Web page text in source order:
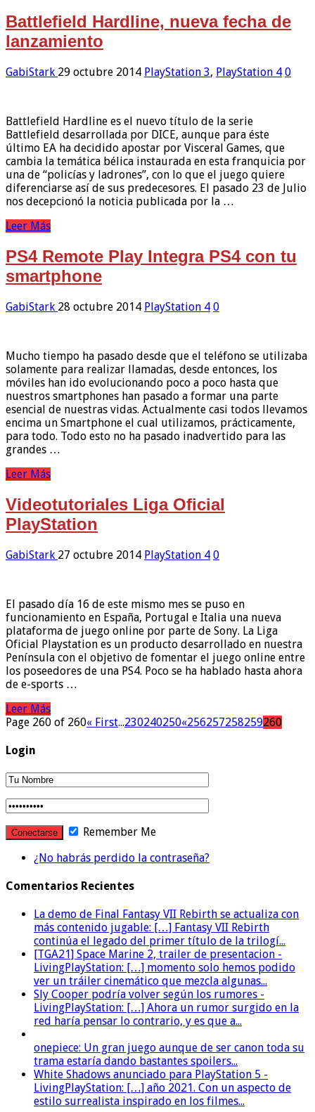
Battlefield Hardline, nueva fecha de
lanzamiento
GabiStark 29 octubre 2014 PlayStation 3, PlayStation 4 0
Battlefield Hardline es el nuevo título de la serie
Battlefield desarrollada por DICE, aunque para éste
último EA ha decidido apostar por Visceral Games, que
cambia la temática bélica instaurada en esta franquicia por
una de “policías y ladrones”, con lo que el juego quiere
diferenciarse así de sus predecesores. El pasado 23 de Julio
nos decepcionó la noticia publicada por la …
Leer Más
PS4 Remote Play Integra PS4 con tu
smartphone
GabiStark 28 octubre 2014 PlayStation 4 0
Mucho tiempo ha pasado desde que el teléfono se utilizaba
solamente para realizar llamadas, desde entonces, los
móviles han ido evolucionando poco a poco hasta que
nuestros smartphones han pasado a formar una parte
esencial de nuestras vidas. Actualmente casi todos llevamos
encima un Smartphone el cual utilizamos, prácticamente,
para todo. Todo esto no ha pasado inadvertido para las
grandes …
Leer Más
Videotutoriales Liga Oficial
PlayStation
GabiStark 27 octubre 2014 PlayStation 4 0
El pasado día 16 de este mismo mes se puso en
funcionamiento en España, Portugal e Italia una nueva
plataforma de juego online por parte de Sony. La Liga
Oficial Playstation es un producto desarrollado en nuestra
Península con el objetivo de fomentar el juego online entre
los poseedores de una PS4. Poco se ha hablado hasta ahora
de e-sports …
Leer Más
Page 260 of 260« First...230240250«256257258259260
Login
Remember Me
¿No habrás perdido la contraseña?
Comentarios Recientes
La demo de Final Fantasy VII Rebirth se actualiza con
más contenido jugable: […] Fantasy VII Rebirth
continúa el legado del primer título de la trilogí...
[TGA21] Space Marine 2, trailer de presentacion -
LivingPlayStation: […] momento solo hemos podido
ver un tráiler cinemático que mezcla algunas...
Sly Cooper podría volver según los rumores -
LivingPlayStation: […] Ahora un rumor surgido en la
red haría pensar lo contrario, y es que a...
onepiece: Un gran juego aunque de ser canon toda su
trama estaría dando bastantes spoilers...
White Shadows anunciado para PlayStation 5 -
LivingPlayStation: […] año 2021. Con un aspecto de
estilo surrealista inspirado en los filmes...